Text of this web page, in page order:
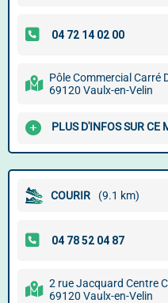
Pôle Commercial Carré
69120 Vaulx-en-Velin
PLUS D'INFOS SUR CE
COURIR (9.1 km)
2 rue Jacquard Centre
69120 Vaulx-en-Velin